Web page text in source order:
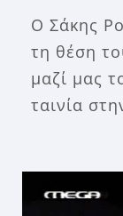
Ο Σάκης
τη θέση
μαζί μας
ταινία